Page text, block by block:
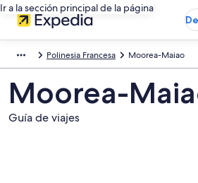
Ir a la sección principal de la página
Polinesia Francesa Moorea-Maiao
Moorea-
Guía de viajes